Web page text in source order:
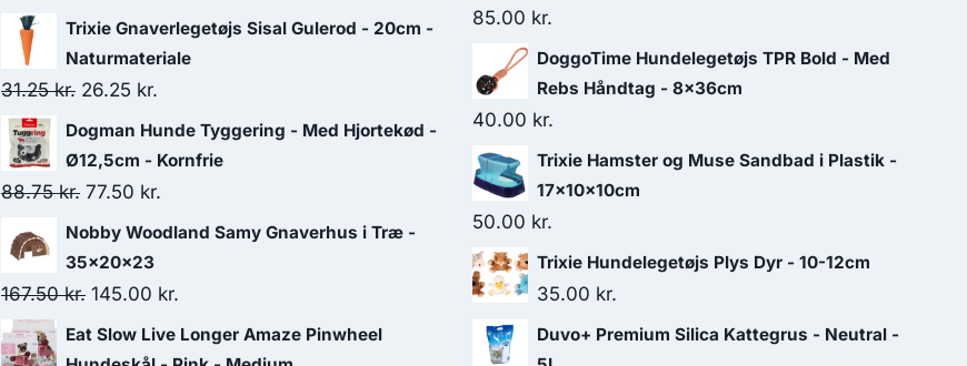
oprindelige
pris
var:
40.00 kr..
aktuelle
36.25 kr..
Trixie Gnaverlegetøjs Sisal Gulerod - 20cm -
Naturmateriale
31.25kr. Den
oprindelige
pris
var:
31.25 kr..
26.25 kr.
aktuelle
pris
26.25 kr..
Dogman Hunde Tyggering - Med Hjortekød -
Ø12,5cm - Kornfrie
88.75kr. Den
oprindelige
pris
var:
88.75 kr..
77.50 kr.
aktuelle
er:
77.50 kr..
Nobby Woodland Samy Gnaverhus i Træ -
35x20x23
167.50kr. Den
oprindelige
pris
145.00 kr.
aktuelle
pris
Eat Slow Live Longer Amaze Pinwheel
85.00 kr.
DoggoTime Hundelegetøjs TPR Bold - Med
Rebs Håndtag - 8x36cm
40.00 kr.
Trixie Hamster og Muse Sandbad i Plastik -
17x10x10cm
50.00 kr.
Trixie Hundelegetøjs Plys Dyr - 10-12cm
35.00 kr.
Duvo+ Premium Silica Kattegrus - Neutral -